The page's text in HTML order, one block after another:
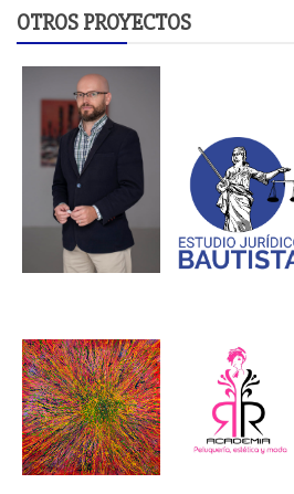
OTROS PROYECTOS